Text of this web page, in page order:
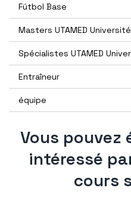
Fútbol Base
Masters UTAMED Université
Spécialistes UTAMED
Entraîneur
équipe
Vous pouvez
intéressé
cours